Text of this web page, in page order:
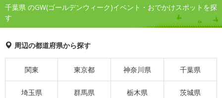
千葉県 のGW(ゴールデンウィーク)イベント・おでかけスポットを探
す
周辺の都道府県から探す
関東 東京都 神奈川県 千葉県
埼玉県 群馬県 栃木県 茨城県